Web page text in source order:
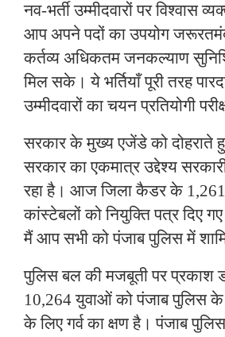
नव-भर्ती उम्मीदवारों पर विश्वास
आप अपने पदों का उपयोग
कर्तव्य अधिकतम जनकल्याण
मिल सके। ये भर्तियाँ पूरी तरह
उम्मीदवारों का चयन प्रतियोगी
सरकार के मुख्य एजेंडे को दोहराते
सरकार का एकमात्र उद्देश्य
रहा है। आज जिला कैडर के
कांस्टेबलों को नियुक्ति पत्र
मैं आप सभी को पंजाब पुलिस में
पुलिस बल की मजबूती पर प्रकाश
10,264 युवाओं को पंजाब पुलिस के
के लिए गर्व का क्षण है। पंजाब